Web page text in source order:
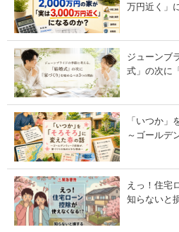
万円近く」
ジューンブ
式」の次に
「いつか」
～ゴールデ
えっ！住宅
知らないと